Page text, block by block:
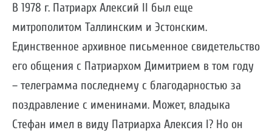
В 1978 г. Патриарх Алексий II был еще
митрополитом Таллинским и Эстонским.
Единственное архивное письменное свидетельство
его общения с Патриархом Димитрием в том году
– телеграмма последнему с благодарностью за
поздравление с именинами. Может, владыка
Стефан имел в виду Патриарха Алексия I? Но он